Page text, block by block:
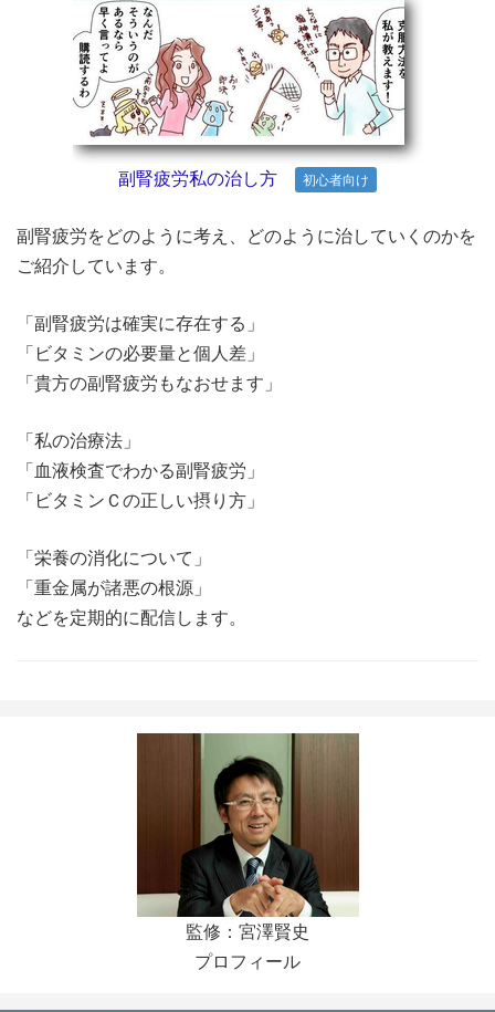
副腎疲労私の治し方 初心者向け
副腎疲労をどのように考え、どのように治していくのかを
ご紹介しています。
「副腎疲労は確実に存在する」
「ビタミンの必要量と個人差」
「貴方の副腎疲労もなおせます」
「私の治療法」
「血液検査でわかる副腎疲労」
「ビタミンＣの正しい摂り方」
「栄養の消化について」
「重金属が諸悪の根源」
などを定期的に配信します。
監修：宮澤賢史
プロフィール